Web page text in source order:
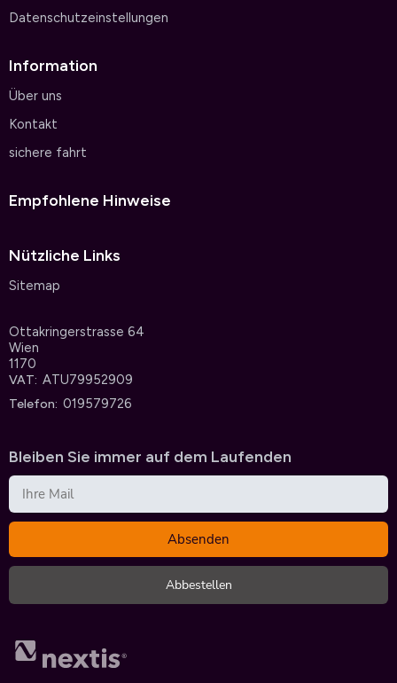
Datenschutzeinstellungen
Information
Über uns
Kontakt
sichere fahrt
Empfohlene Hinweise
Nützliche Links
Sitemap
Ottakringerstrasse 64
Wien
1170
VAT ATU79952909
Telefon 019579726
Bleiben Sie immer auf dem Laufenden